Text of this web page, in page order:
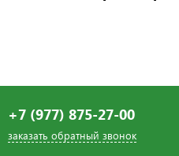
+7 (977) 875-27-00
заказать обратный звонок